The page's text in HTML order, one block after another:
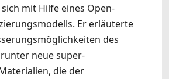
mit Hilfe eines Open-
Er erläuterte
des
neue super-
die der